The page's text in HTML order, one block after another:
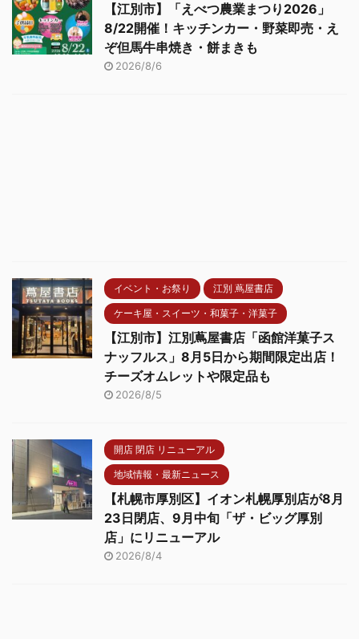
【江別市】「えべつ農業まつり2026」
8/22開催！キッチンカー・野菜即売・え
ぞ但馬牛串焼き・餅まきも
2026/8/6
イベント・お祭り 江別 蔦屋書店
ケーキ屋・スイーツ・和菓子・洋菓子
【江別市】江別蔦屋書店「函館洋菓子ス
ナッフルス」8月5日から期間限定出店！
チーズオムレットや限定品も
2026/8/5
開店 閉店 リニューアル
地域情報・最新ニュース
【札幌市厚別区】イオン札幌厚別店が8月
23日閉店、9月中旬「ザ・ビッグ厚別
店」にリニューアル
2026/8/4